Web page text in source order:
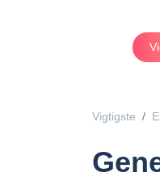
Vigtigste